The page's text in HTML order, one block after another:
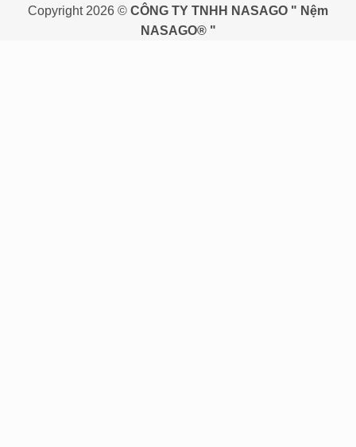
On
Delivery
Copyright 2026 © CÔNG TY TNHH NASAGO " Nệm
NASAGO® "